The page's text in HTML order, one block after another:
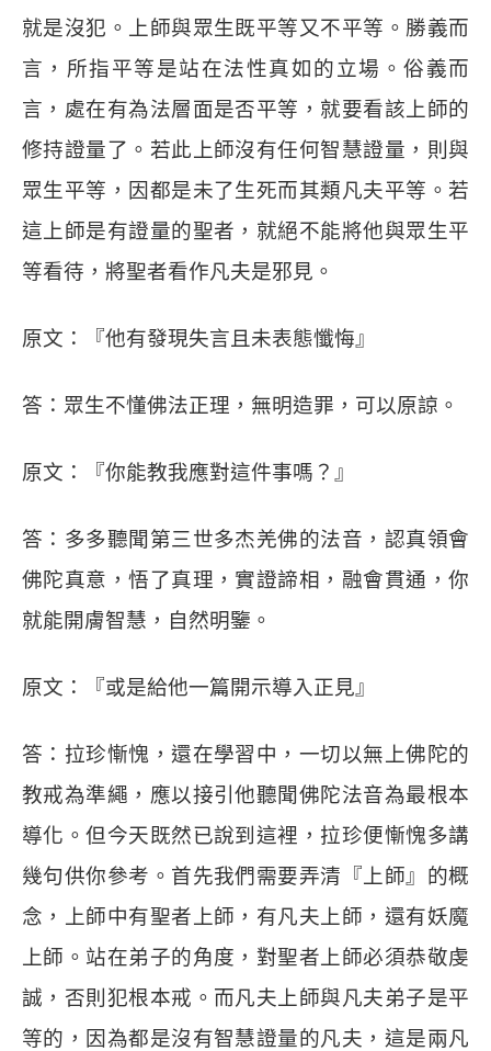
就是沒犯。上師與眾生既平等又不平等。勝義而
言，所指平等是站在法性真如的立場。俗義而
言，處在有為法層面是否平等，就要看該上師的
修持證量了。若此上師沒有任何智慧證量，則與
眾生平等，因都是未了生死而其類凡夫平等。若
這上師是有證量的聖者，就絕不能將他與眾生平
等看待，將聖者看作凡夫是邪見。
原文：『他有發現失言且未表態懺悔』
答：眾生不懂佛法正理，無明造罪，可以原諒。
原文：『你能教我應對這件事嗎？』
答：多多聽聞第三世多杰羌佛的法音，認真領會
佛陀真意，悟了真理，實證諦相，融會貫通，你
就能開膚智慧，自然明鑒。
原文：『或是給他一篇開示導入正見』
答：拉珍慚愧，還在學習中，一切以無上佛陀的
教戒為準繩，應以接引他聽聞佛陀法音為最根本
導化。但今天既然已說到這裡，拉珍便慚愧多講
幾句供你參考。首先我們需要弄清『上師』的概
念，上師中有聖者上師，有凡夫上師，還有妖魔
上師。站在弟子的角度，對聖者上師必須恭敬虔
誠，否則犯根本戒。而凡夫上師與凡夫弟子是平
等的，因為都是沒有智慧證量的凡夫，這是兩凡